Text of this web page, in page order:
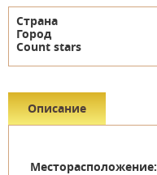
Страна
Город
Count stars
Описание
Месторасположение: